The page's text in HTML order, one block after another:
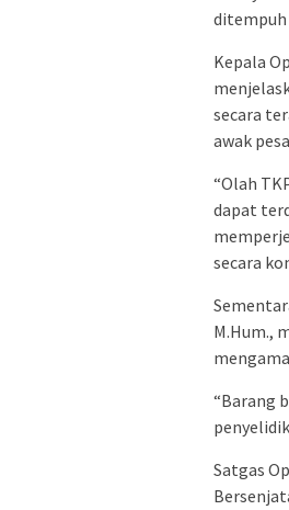
ditempuh
Kepala
secara
awak
“Olah
dapat
secara
M.Hum.,
“Barang
Satgas